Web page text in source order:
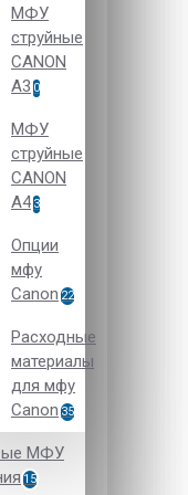
МФУ
струйные
CANON
А3 0
МФУ
струйные
CANON
А4 3
Опции
мфу
Canon 22
Расходные
материалы
для мфу
Canon 35
МФУ
15